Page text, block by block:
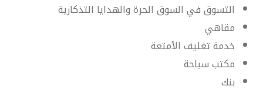
التسوق في السوق الحرة والهدايا التذكارية
مقاهي
خدمة تغليف الأمتعة
مكتب سياحة
بنك